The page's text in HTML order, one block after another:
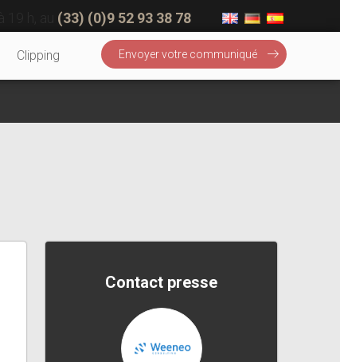
(33) (0)9 52 93 38 78
Clipping Envoyer votre communiqué
Contact presse